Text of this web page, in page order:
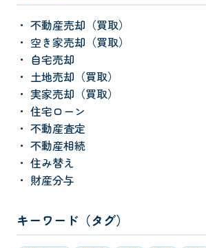
不動産売却（買取）
空き家売却（買取）
自宅売却
土地売却（買取）
実家売却（買取）
住宅ローン
不動産査定
不動産相続
住み替え
財産分与
キーワード（タグ）